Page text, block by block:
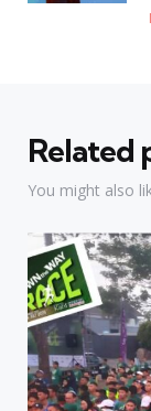
Related
You might also